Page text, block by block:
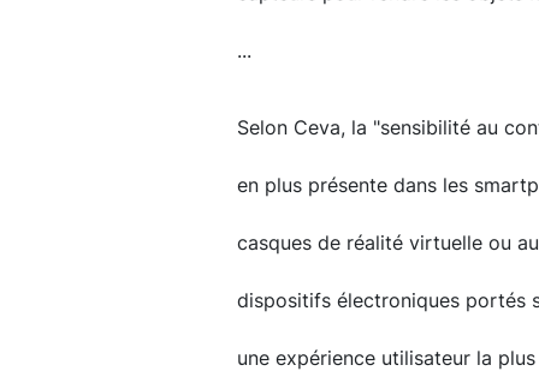
...
Selon Ceva, la "sensibilité au
en plus présente dans les
casques de réalité virtuelle ou
dispositifs électroniques portés
une expérience utilisateur la